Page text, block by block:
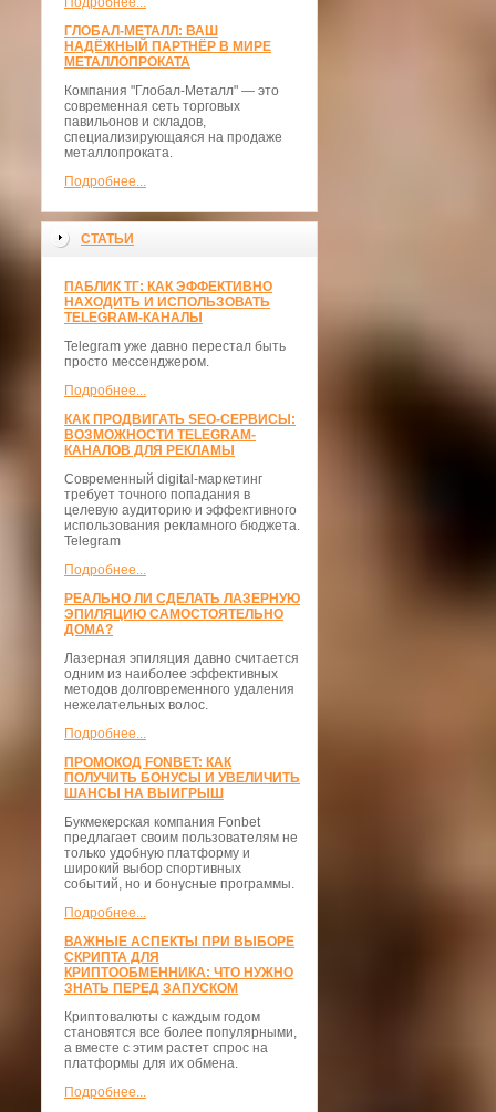
ГЛОБАЛ-МЕТАЛЛ: ВАШ
НАДЁЖНЫЙ ПАРТНЁР В МИРЕ
МЕТАЛЛОПРОКАТА
Компания "Глобал-Металл" — это
современная сеть торговых
павильонов и складов,
специализирующаяся на продаже
металлопроката.
Подробнее...
СТАТЬИ
ПАБЛИК ТГ: КАК ЭФФЕКТИВНО
НАХОДИТЬ И ИСПОЛЬЗОВАТЬ
TELEGRAM-КАНАЛЫ
Telegram уже давно перестал быть
просто мессенджером.
Подробнее...
КАК ПРОДВИГАТЬ SEO-СЕРВИСЫ:
ВОЗМОЖНОСТИ TELEGRAM-
КАНАЛОВ ДЛЯ РЕКЛАМЫ
Современный digital-маркетинг
требует точного попадания в
целевую аудиторию и эффективного
использования рекламного бюджета.
Telegram
Подробнее...
РЕАЛЬНО ЛИ СДЕЛАТЬ ЛАЗЕРНУЮ
ЭПИЛЯЦИЮ САМОСТОЯТЕЛЬНО
ДОМА?
Лазерная эпиляция давно считается
одним из наиболее эффективных
методов долговременного удаления
нежелательных волос.
Подробнее...
ПРОМОКОД FONBET: КАК
ПОЛУЧИТЬ БОНУСЫ И УВЕЛИЧИТЬ
ШАНСЫ НА ВЫИГРЫШ
Букмекерская компания Fonbet
предлагает своим пользователям не
только удобную платформу и
широкий выбор спортивных
событий, но и бонусные программы.
Подробнее...
ВАЖНЫЕ АСПЕКТЫ ПРИ ВЫБОРЕ
СКРИПТА ДЛЯ
КРИПТООБМЕННИКА: ЧТО НУЖНО
ЗНАТЬ ПЕРЕД ЗАПУСКОМ
Криптовалюты с каждым годом
становятся все более популярными,
а вместе с этим растет спрос на
платформы для их обмена.
Подробнее...